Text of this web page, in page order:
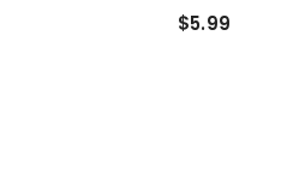
$5.99